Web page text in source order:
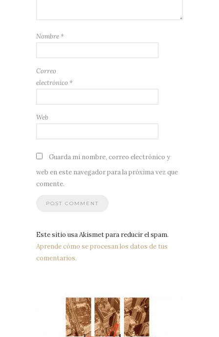
Nombre *
Correo
electrónico *
Web
Guarda mi nombre, correo electrónico y
web en este navegador para la próxima vez que
comente.
Este sitio usa Akismet para reducir el spam.
Aprende cómo se procesan los datos de tus
comentarios.